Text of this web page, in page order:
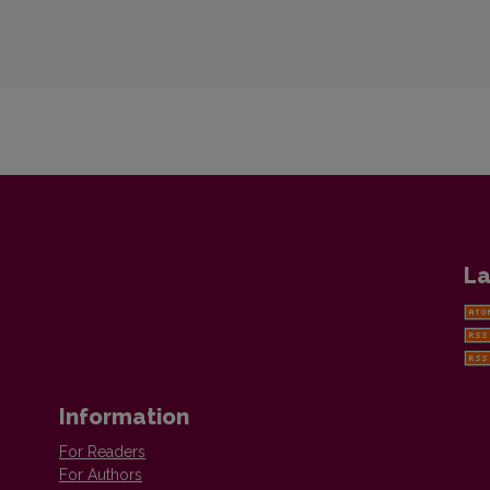
Information
For Readers
For Authors